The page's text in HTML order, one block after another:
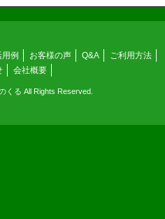
用例 お客様の声 Q&A
ご利用方法
会社概要
くる All Rights Reserved.